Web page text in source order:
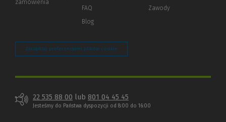
zamówienia
FAQ
Blog
Zawody
Zarządzaj preferencjami plików cookie
22 535 88 00 lub 801 04 45 45
Jesteśmy do Państwa dyspozycji od 8:00 do 16:00